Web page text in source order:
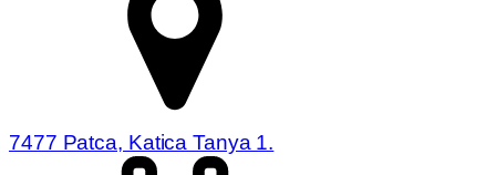
7477 Patca, Katica Tanya 1.